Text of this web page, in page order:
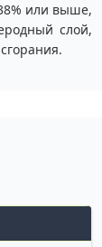
или выше,
слой,